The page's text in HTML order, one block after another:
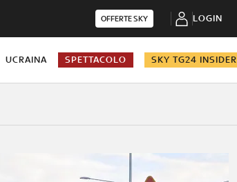
OFFERTE SKY LOGIN
UCRAINA SPETTACOLO SKY TG24 INSIDER